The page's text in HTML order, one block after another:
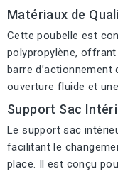
Matériaux de
Cette poubelle est
polypropylène,
barre
ouverture fluide et
Support Sac
Le support sac
facilitant le
place. Il est conçu